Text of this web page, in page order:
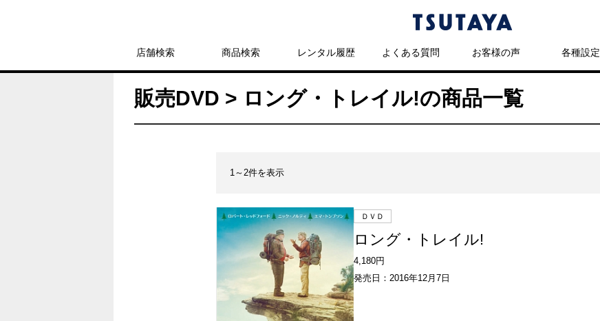
店舗検索 商品検索 レンタル履歴 よくある質問 お客様の声 各種設定
販売DVD > ロング・トレイル!の商品一覧
1～2件を表示
ＤＶＤ
ロング・トレイル!
4,180円
発売日：2016年12月7日